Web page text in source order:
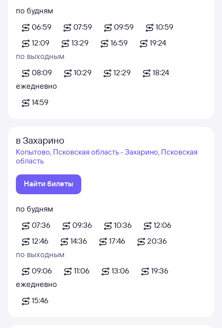
по будням
06:59
07:59 09:59
10:59
12:09
13:29 16:59
19:24
по выходным
08:09
10:29 12:29
18:24
ежедневно
14:59
в Захарино
Копытово, Псковская область - Захарино, Псковская
область
Найти билеты
по будням
07:36
09:36 10:36
12:06
12:46
14:36 17:46
20:36
по выходным
09:06
11:06 13:06
19:36
ежедневно
15:46